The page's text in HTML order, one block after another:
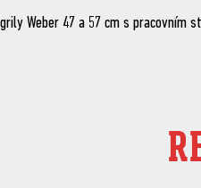
Weber 47 a 57 cm s pracovním